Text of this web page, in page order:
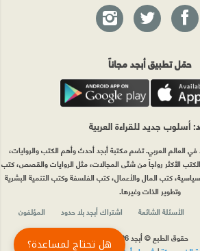
حمّل تطبيق أبجد مجاناً
: أسلوب جديد للقراءة العربية
في العالم العربي. تضم مكتبة أبجد أحدث وأهم الكتب والروايات،
الأكثر رواجاً من شتّى المجالات، مثل الروايات والقصص، كتب
كتب المال والأعمال، كتب الفلسفة وكتب التنمية البشرية
وتطوير الذات وغيرها.
الأسئلة الشائعة اشتراك أبجد بلا حدود
المؤلفون
حقوق الطبع © أبجد 2026
هل تحتاج لمساعدة؟